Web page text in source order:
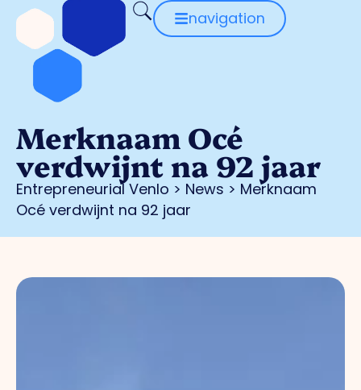
navigation
Merknaam Océ
verdwijnt na 92 jaar
Entrepreneurial Venlo > News > Merknaam
Océ verdwijnt na 92 jaar